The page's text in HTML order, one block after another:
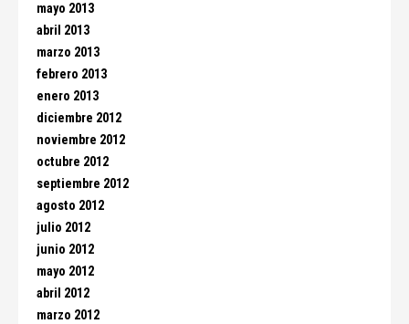
mayo 2013
abril 2013
marzo 2013
febrero 2013
enero 2013
diciembre 2012
noviembre 2012
octubre 2012
septiembre 2012
agosto 2012
julio 2012
junio 2012
mayo 2012
abril 2012
marzo 2012